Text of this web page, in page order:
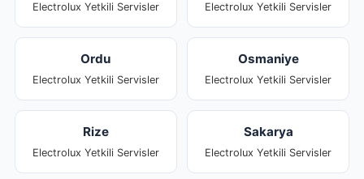
Electrolux Yetkili Servisler Electrolux Yetkili Servisler
Ordu
Electrolux Yetkili Servisler
Osmaniye
Electrolux Yetkili Servisler
Rize
Electrolux Yetkili Servisler
Sakarya
Electrolux Yetkili Servisler